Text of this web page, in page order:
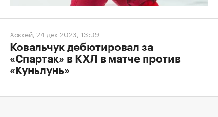
Хоккей, 24 дек 2023, 13:09
Ковальчук дебютировал за
«Спартак» в КХЛ в матче против
«Куньлунь»